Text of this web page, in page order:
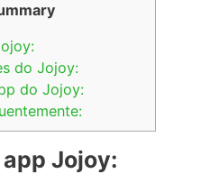
do Jojoy:
do Jojoy:
Jojoy: